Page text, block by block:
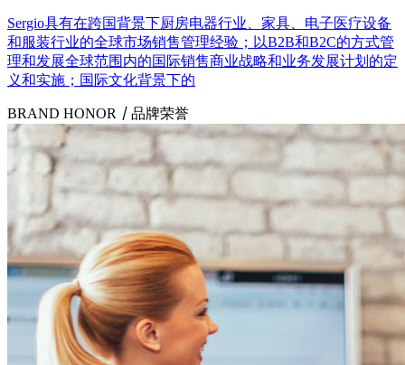
Sergio具有在跨国背景下厨房电器行业、家具、电子医疗设备
和服装行业的全球市场销售管理经验；以B2B和B2C的方式管
理和发展全球范围内的国际销售商业战略和业务发展计划的定
义和实施；国际文化背景下的
BRAND HONOR 丨 品牌荣誉